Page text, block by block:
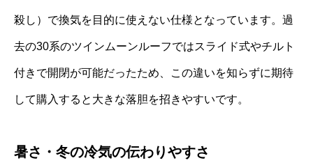
殺し）で換気を目的に使えない仕様となっています。過
去の30系のツインムーンルーフではスライド式やチルト
付きで開閉が可能だったため、この違いを知らずに期待
して購入すると大きな落胆を招きやすいです。
暑さ・冬の冷気の伝わりやすさ